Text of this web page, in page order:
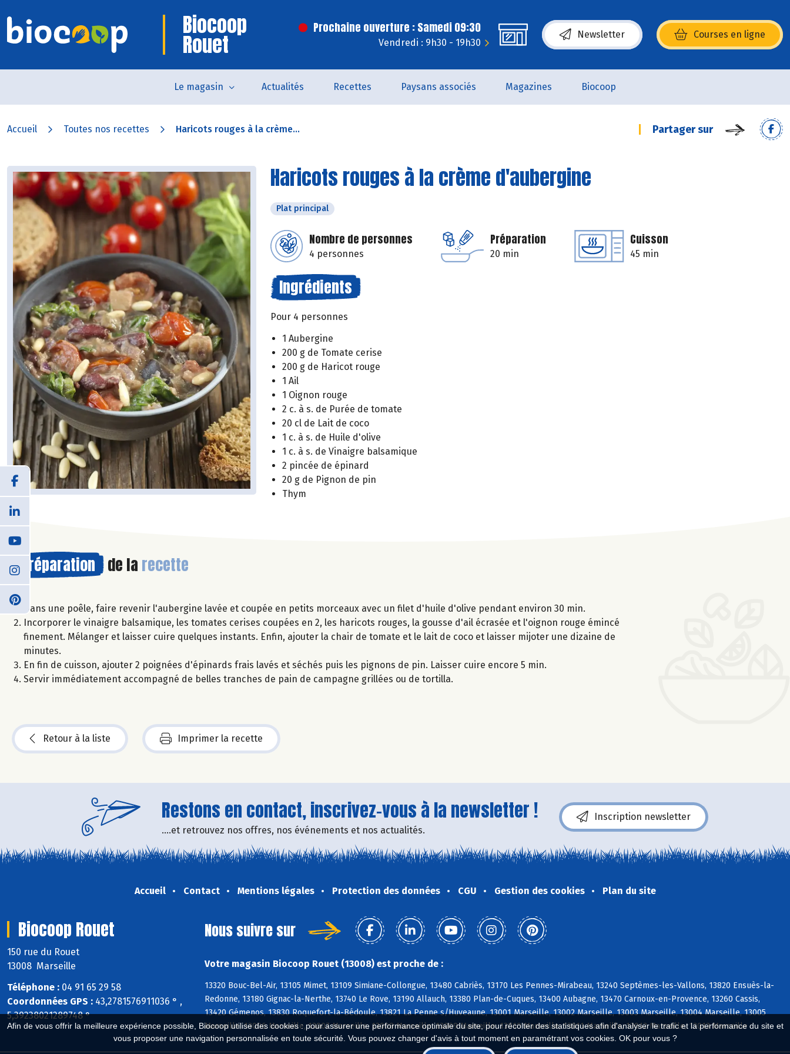
Afin de vous offrir la meilleure expérience possible, Biocoop utilise des cookies : pour assurer une performance optimale du site, pour récolter des statistiques afin d'analyser le trafic et la performance du site et
vous proposer une navigation personnalisée en toute sécurité. Vous pouvez changer d'avis à tout moment en paramétrant vos cookies. OK pour vous ?
Biocoop
Rouet
Prochaine ouverture : Samedi 09:30
Vendredi : 9h30 - 19h30
Newsletter Courses en ligne
(s’ouvre dans une nouvelle fenêtre)
Le magasin Actualités Recettes Paysans associés Magazines Biocoop
Accueil Toutes nos recettes Haricots rouges à la crème... Partager sur
Haricots rouges à la crème d'aubergine
Plat principal
Nombre de personnes
4 personnes
Préparation
20 min
Cuisson
45 min
Ingrédients
Pour 4 personnes
1 Aubergine
200 g de Tomate cerise
200 g de Haricot rouge
1 Ail
1 Oignon rouge
2 c. à s. de Purée de tomate
20 cl de Lait de coco
1 c. à s. de Huile d'olive
1 c. à s. de Vinaigre balsamique
2 pincée de épinard
20 g de Pignon de pin
Thym
Préparation de la recette
Dans une poêle, faire revenir l'aubergine lavée et coupée en petits morceaux avec un filet d'huile d'olive pendant environ 30 min.
Incorporer le vinaigre balsamique, les tomates cerises coupées en 2, les haricots rouges, la gousse d'ail écrasée et l'oignon rouge émincé
finement. Mélanger et laisser cuire quelques instants. Enfin, ajouter la chair de tomate et le lait de coco et laisser mijoter une dizaine de
minutes.
En fin de cuisson, ajouter 2 poignées d'épinards frais lavés et séchés puis les pignons de pin. Laisser cuire encore 5 min.
Servir immédiatement accompagné de belles tranches de pain de campagne grillées ou de tortilla.
Retour à la liste Imprimer la recette
Restons en contact, inscrivez-vous à la newsletter !
....et retrouvez nos offres, nos événements et nos actualités.
Inscription newsletter
Accueil Contact Mentions légales Protection des données CGU Gestion des cookies Plan du site
Biocoop Rouet
150 rue du Rouet
13008 Marseille
Téléphone : 04 91 65 29 58
Coordonnées GPS : 43,2781576911036 ° ,
5,39238021289748 °
Nous suivre sur
Votre magasin Biocoop Rouet (13008) est proche de :
13320 Bouc-Bel-Air, 13105 Mimet, 13109 Simiane-Collongue, 13480 Cabriès, 13170 Les Pennes-Mirabeau, 13240 Septèmes-les-Vallons, 13820 Ensuès-la-
Redonne, 13180 Gignac-la-Nerthe, 13740 Le Rove, 13190 Allauch, 13380 Plan-de-Cuques, 13400 Aubagne, 13470 Carnoux-en-Provence, 13260 Cassis,
13420 Gémenos, 13830 Roquefort-la-Bédoule, 13821 La Penne s/Huveaune, 13001 Marseille, 13002 Marseille, 13003 Marseille, 13004 Marseille, 13005
Marseille, 13006 Marseille, 13007 Marseille, 13008 Marseille, 13009 Marseille, 13010 Marseille, 13011 Marseille, 13012 Marseille, 13013 Marseille